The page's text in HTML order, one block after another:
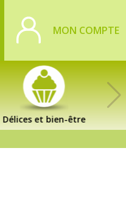
MON COMPTE
Délices et bien-être